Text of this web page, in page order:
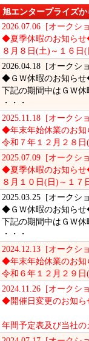
旭エンタープライズ
2026.07.06 [オークシ
◆夏季休暇のお知ら
８月８日(土)～１６日
2026.04.18 [オークシ
◆ＧＷ休暇のお知ら
下記の期間中はＧＷ休
・・・
2025.11.18 [オークシ
◆年末年始休業のお
令和７年１２月２８日
2025.07.09 [オークシ
◆夏季休暇のお知ら
８月１０日(日)～１７
2025.03.25 [オークシ
◆ＧＷ休暇のお知ら
下記の期間中はＧＷ休
・・・
2024.12.13 [オークシ
◆年末年始休業のお
令和６年１２月２９日
2024.11.26 [オークシ
◆開催日変更のお知
年間予定表及び当社の